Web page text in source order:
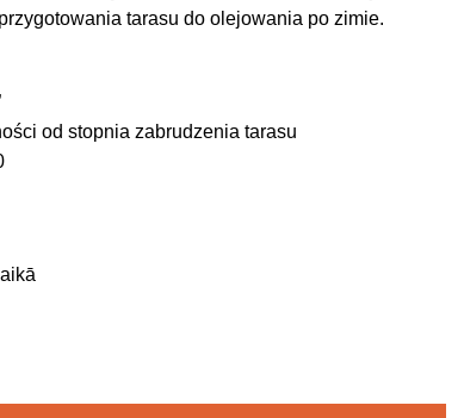
tarasu do olejowania po zimie.
od stopnia zabrudzenia tarasu